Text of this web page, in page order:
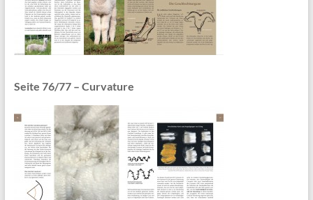
Seite 76/77 – Curvature